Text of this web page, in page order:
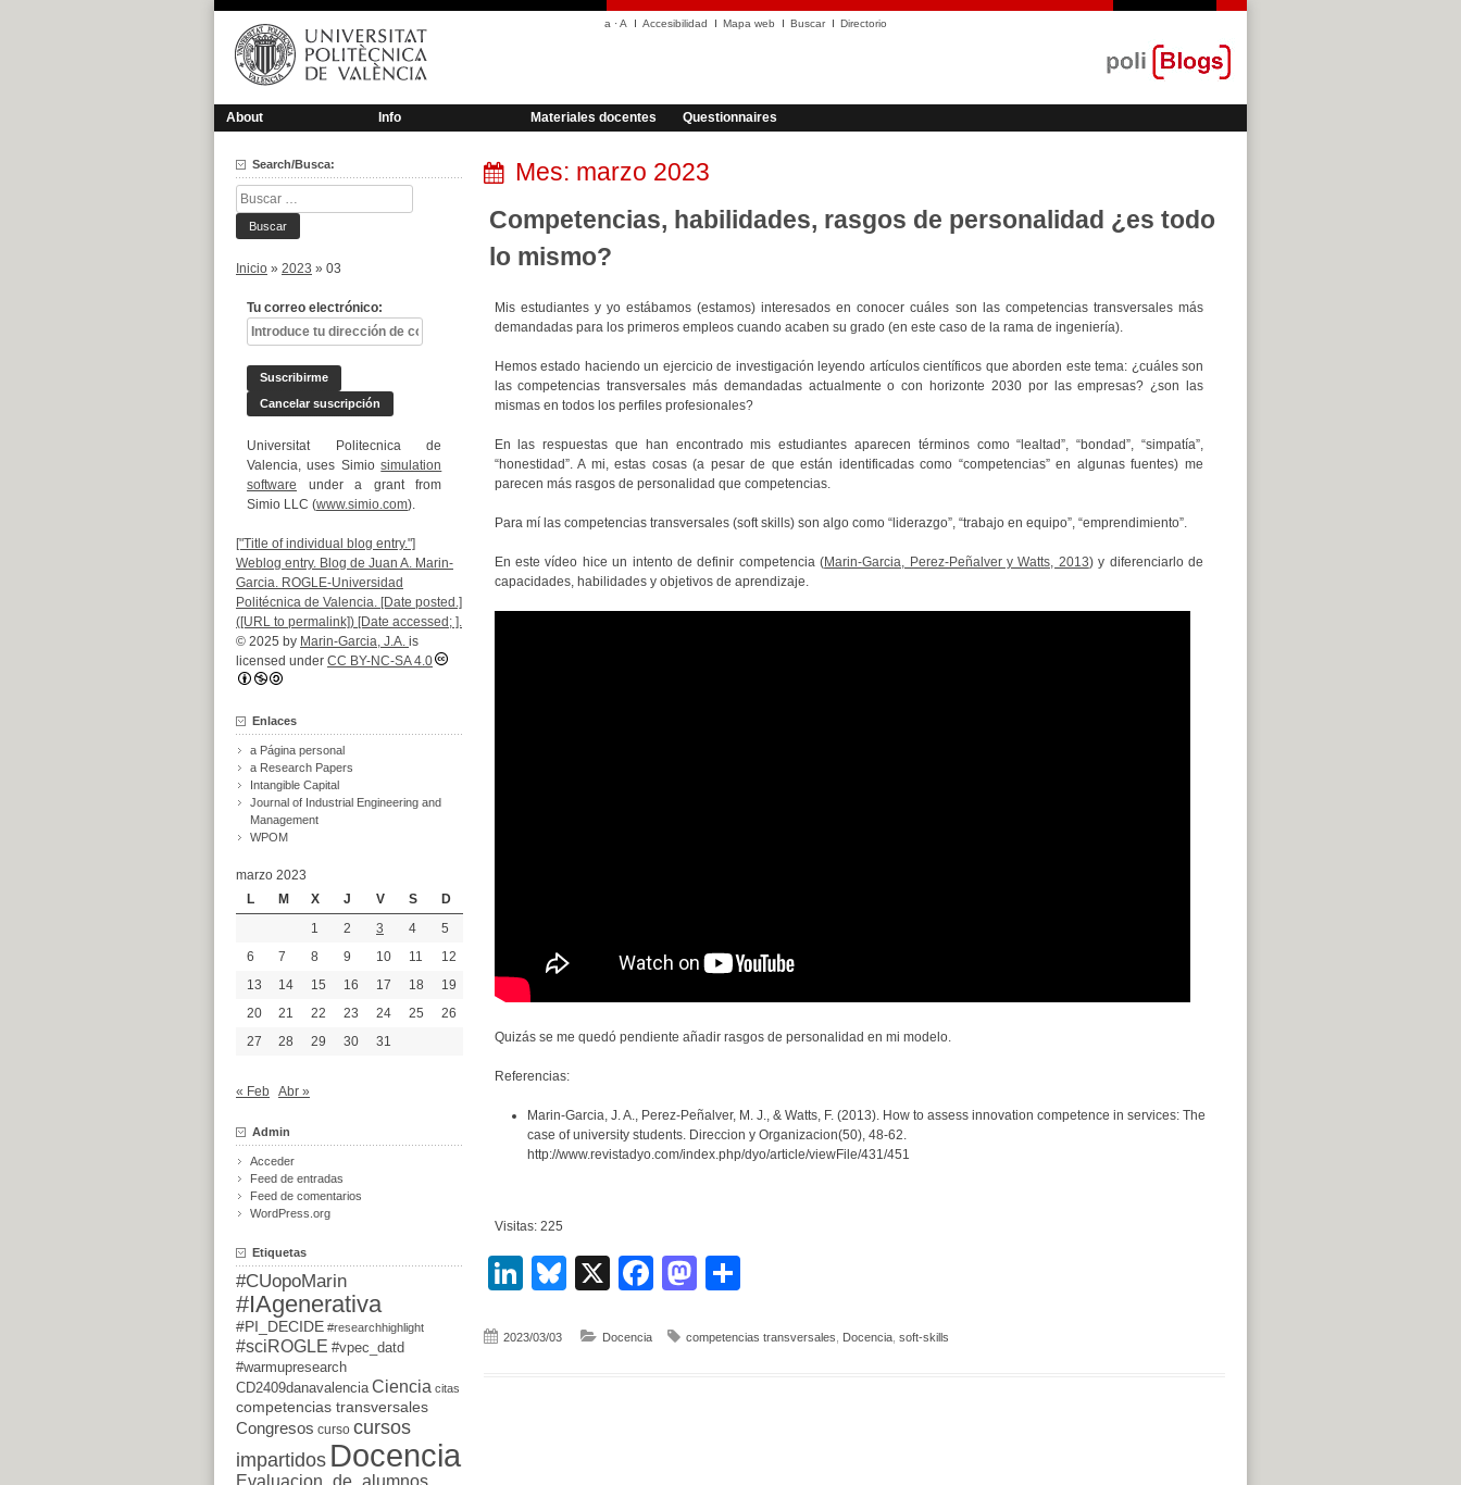
Saltar
contenido
a ·A Accesibilidad Mapa web Buscar Directorio
About Info Materiales docentes Questionnaires
Mes: marzo 2023
Competencias, habilidades, rasgos de personalidad ¿es todo
lo mismo?
Mis estudiantes y yo estábamos (estamos) interesados en conocer cuáles son las competencias transversales más
demandadas para los primeros empleos cuando acaben su grado (en este caso de la rama de ingeniería).
Hemos estado haciendo un ejercicio de investigación leyendo artículos científicos que aborden este tema: ¿cuáles son
las competencias transversales más demandadas actualmente o con horizonte 2030 por las empresas? ¿son las
mismas en todos los perfiles profesionales?
En las respuestas que han encontrado mis estudiantes aparecen términos como “lealtad”, “bondad”, “simpatía”,
“honestidad”. A mi, estas cosas (a pesar de que están identificadas como “competencias” en algunas fuentes) me
parecen más rasgos de personalidad que competencias.
Para mí las competencias transversales (soft skills) son algo como “liderazgo”, “trabajo en equipo”, “emprendimiento”.
En este vídeo hice un intento de definir competencia (Marin-Garcia, Perez-Peñalver y Watts, 2013) y diferenciarlo de
capacidades, habilidades y objetivos de aprendizaje.
Quizás se me quedó pendiente añadir rasgos de personalidad en mi modelo.
Referencias:
Marin-Garcia, J. A., Perez-Peñalver, M. J., & Watts, F. (2013). How to assess innovation competence in services: The
case of university students. Direccion y Organizacion(50), 48-62.
http://www.revistadyo.com/index.php/dyo/article/viewFile/431/451
Visitas: 225
LinkedIn
Bluesky
X Facebook
Mastodon
2023/03/03 Docencia competencias transversales Docencia, soft-skills
Search/Busca:
Buscar:
Inicio » 2023 » 03
Tu correo electrónico:
Universitat Politecnica de
Valencia, uses Simiosimulation
software under a grant from
Simio LLC (www.simio.com).
["Title of individual blog entry."]
Weblog entry. Blog de Juan A. Marin-
Garcia. ROGLE-Universidad
Politécnica de Valencia. [Date posted.]
([URL to permalink]) [Date accessed; ].
© 2025 by Marin-Garcia, J.A. is
licensed under CC BY-NC-SA 4.0
Enlaces
a Página personal
a Research Papers
Intangible Capital
Journal of Industrial Engineering and
Management
WPOM
marzo 2023
L
M X J V S
D
1
2 3 4
5
6
7 8 9 10 11
12
13
14 15 16 17 18
19
20
21 22 23 24 25
26
27
28 29 30 31
« Feb Abr »
Admin
Acceder
Feed de entradas
Feed de comentarios
WordPress.org
Etiquetas
#CUopoMarin
#IAgenerativa
#PI_DECIDE #researchhighlight
#sciROGLE #vpec_datd
#warmupresearch
CD2409danavalencia Ciencia citas
competencias transversales
Congresos curso cursos
impartidos Docencia
Evaluacion_de_alumnos